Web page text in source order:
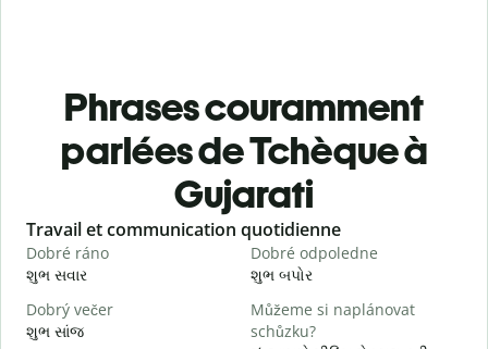
Phrases couramment
parlées de Tchèque à
Gujarati
Slide 1 of 6
Travail et communication quotidienne
Dobré ráno
શુભ સવાર
Dobré odpoledne
શુભ બપોર
Dobrý večer
શુભ સાંજ
Můžeme si naplánovat
schůzku?